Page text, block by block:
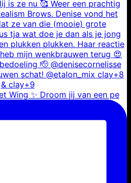
Wing ✨ Droom jij van een pe